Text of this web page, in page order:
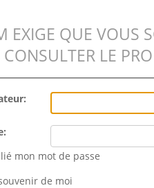
EXIGE QUE VOUS
LE
mon mot de passe
de moi